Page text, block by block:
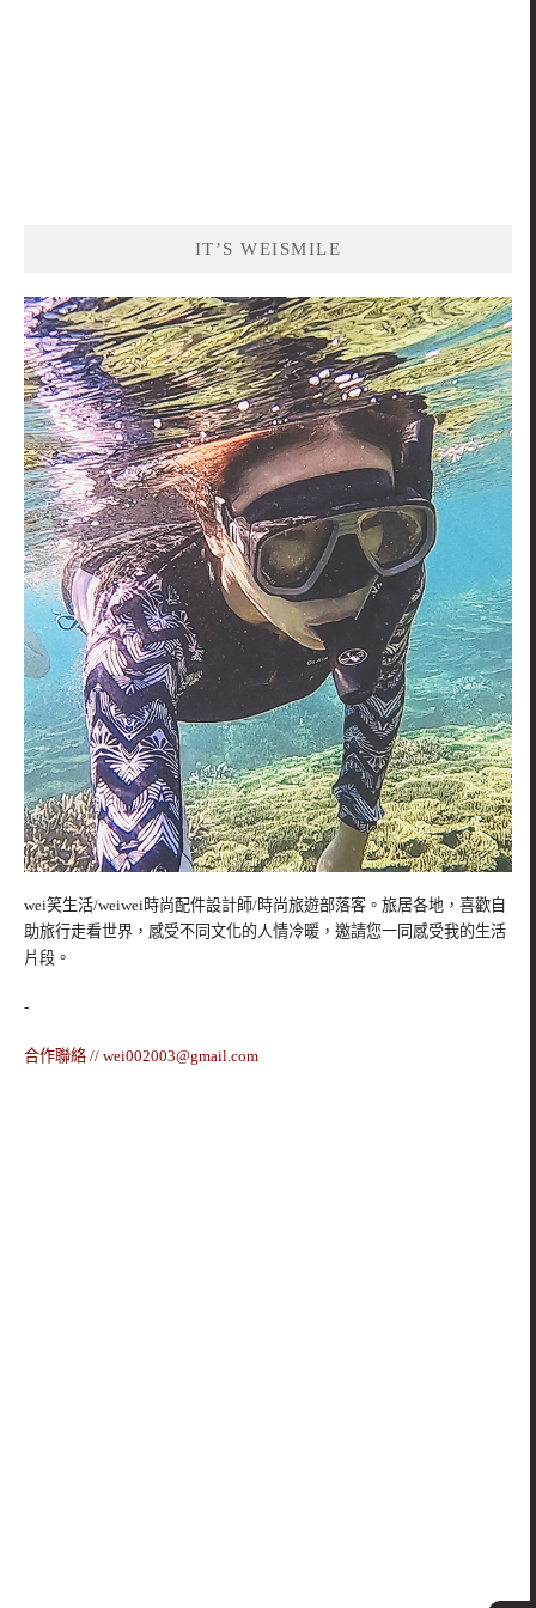
IT’S WEISMILE
wei笑生活/weiwei時尚配件設計師/時尚旅遊部落客。旅居各地，喜歡自
助旅行走看世界，感受不同文化的人情冷暖，邀請您一同感受我的生活
片段。
-
合作聯絡 // wei002003@gmail.com